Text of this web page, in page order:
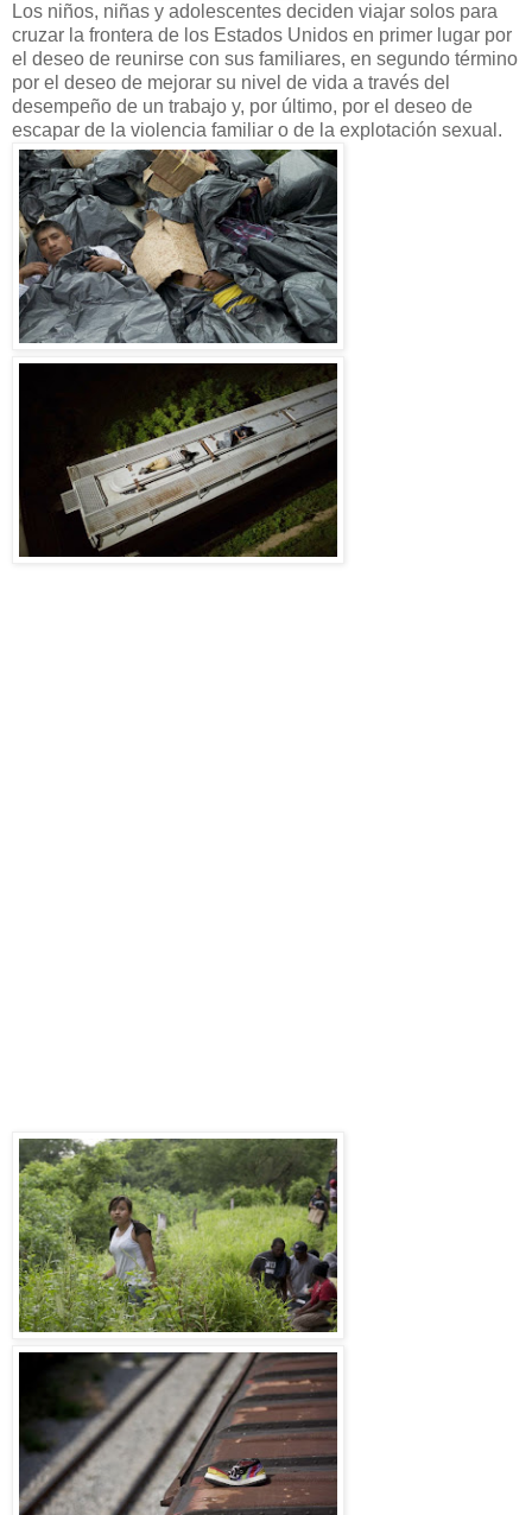
Los niños, niñas y adolescentes deciden viajar solos para
cruzar la frontera de los Estados Unidos en primer lugar por
el deseo de reunirse con sus familiares, en segundo término
por el deseo de mejorar su nivel de vida a través del
desempeño de un trabajo y, por último, por el deseo de
escapar de la violencia familiar o de la explotación sexual.